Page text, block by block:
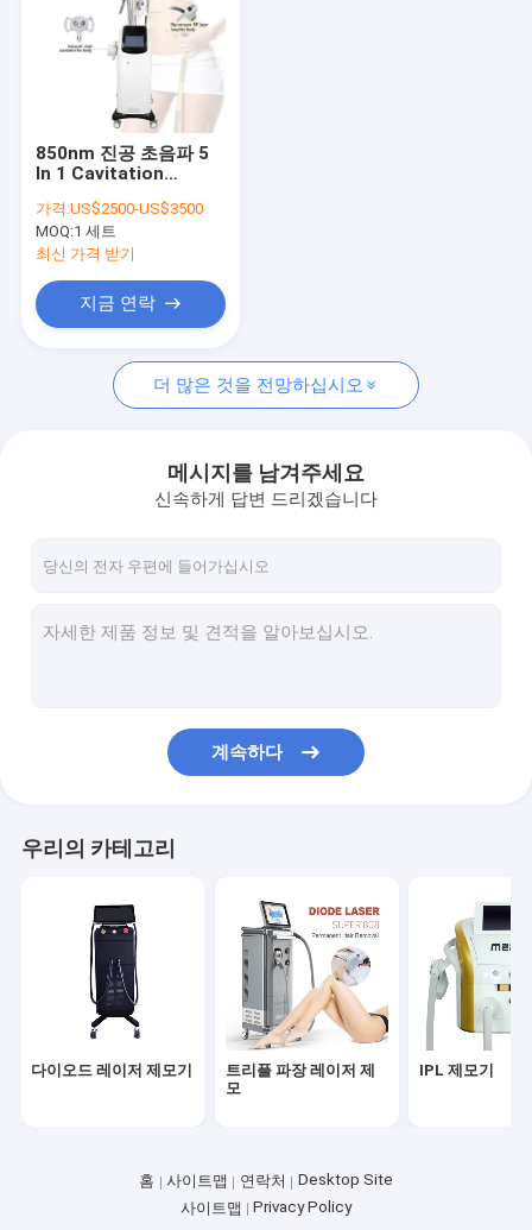
다이오드 레이저 제모기
트리플 파장 레이저 제모
IPL 제모기
장기 펄스 레이저 탈모
CO2 분수 레이저 기계
피코세컨드 레이저 머신
PDT 기계
EMS 몸 조각 기계
레이저 지방분석 기계
850nm 진공 초음파 5
In 1 Cavitation
가격:US$2500-US$3500
MOQ:1 세트
최신 가격 받기
지금 연락
더 많은 것을 전망하십시오
메시지를 남겨주세요
신속하게 답변 드리겠습니다
계속하다
우리의 카테고리
다이오드 레이저 제모기
트리플 파장 레이저 제
모
IPL 제모기
홈 사이트맵 연락처
Desktop Site
사이트맵
Privacy Policy